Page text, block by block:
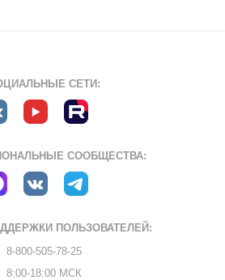
СЕТИ:
СООБЩЕСТВА:
ПОЛЬЗОВАТЕЛЕЙ:
8-800-505-78-25
8:00-18:00 МСК